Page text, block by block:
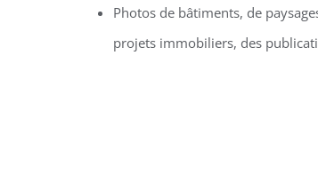
Photos de bâtiments, de
projets immobiliers, des